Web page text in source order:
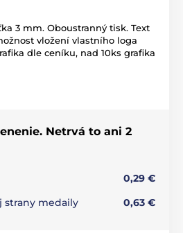
3 mm. Oboustranný tisk. Text
vložení vlastního loga
dle ceníku, nad 10ks grafika
Netrvá to ani 2
0,29 €
strany medaily
0,63 €